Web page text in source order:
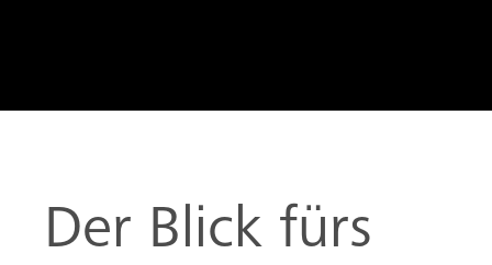
Der Blick fürs